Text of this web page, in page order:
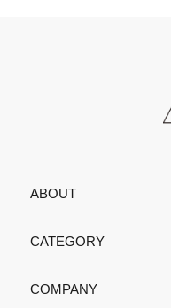
ABOUT
CATEGORY
COMPANY